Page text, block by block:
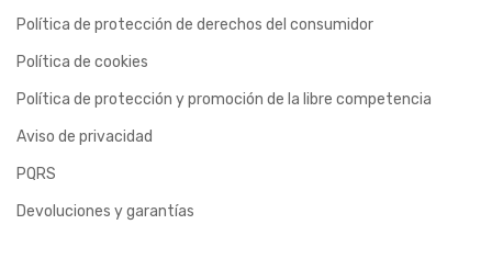
Política de protección de derechos del consumidor
Política de cookies
Política de protección y promoción de la libre competencia
Aviso de privacidad
PQRS
Devoluciones y garantías